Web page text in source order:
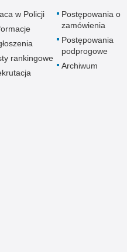
w Policji
rankingowe
Postępowania o
zamówienia
Postępowania
podprogowe
Archiwum